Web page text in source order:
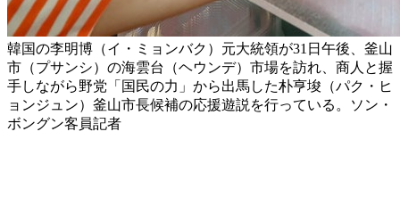
韓国の李明博（イ・ミョンバク）元大統領が31日午後、釜山
市（プサンシ）の海雲台（ヘウンデ）市場を訪れ、商人と握
手しながら野党「国民の力」から出馬した朴亨埈（パク・ヒ
ョンジュン）釜山市長候補の応援遊説を行っている。ソン・
ボングン客員記者